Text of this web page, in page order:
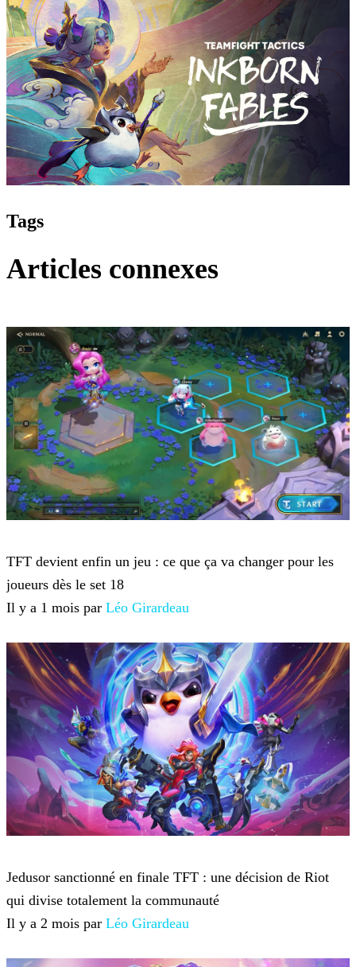
Tags
Articles connexes
TFT devient enfin un jeu : ce que ça va changer pour les
joueurs dès le set 18
Il y a 1 mois par Léo Girardeau
Jedusor sanctionné en finale TFT : une décision de Riot
qui divise totalement la communauté
Il y a 2 mois par Léo Girardeau